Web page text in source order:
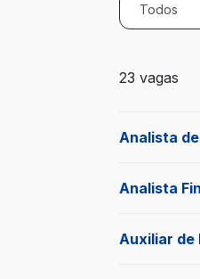
Todos
23 vagas
Analista
Analista
Auxiliar